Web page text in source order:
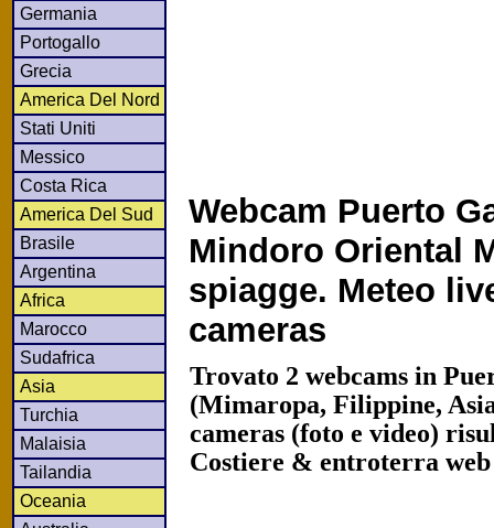
Germania
Portogallo
Grecia
America Del Nord
Stati Uniti
Messico
Costa Rica
America Del Sud
Brasile
Argentina
Africa
Marocco
Sudafrica
Asia
Turchia
Malaisia
Tailandia
Oceania
Webcam Puerto
Mindoro Oriental
spiagge. Meteo
cameras
Trovato 2 webcams in
(Mimaropa, Filippine,
cameras (foto e video)
Costiere & entroterra web